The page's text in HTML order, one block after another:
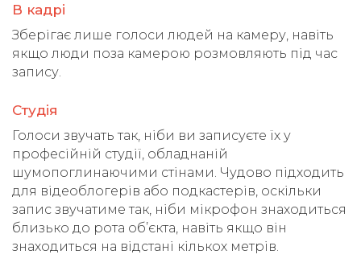
В кадрі
Зберігає лише голоси людей на камеру, навіть
якщо люди поза камерою розмовляють під час
запису.
Студія
Голоси звучать так, ніби ви записуєте їх у
професійній студії, обладнаній
шумопоглинаючими стінами. Чудово підходить
для відеоблогерів або подкастерів, оскільки
запис звучатиме так, ніби мікрофон знаходиться
близько до рота об’єкта, навіть якщо він
знаходиться на відстані кількох метрів.